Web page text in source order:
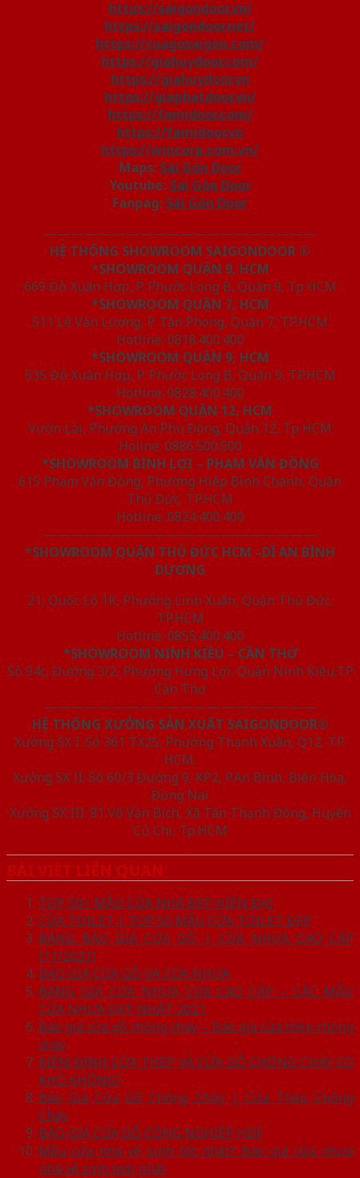
https://saigondoor.vn/
https://saigondoor.net/
https://cuagosaigon.com/
https://giahuydoor.com/
https://giahuydoor.vn
https://giaphatdoor.vn/
https://famidoor.com/
https://famidoor.vn
https://wincorp.com.vn/
Maps: Sài Gòn Door
Youtube: Sài Gòn Door
Fanpag: Sài Gòn Door
————————————————————
HỆ THỐNG SHOWROOM SAIGONDOOR ®
*SHOWROOM QUẬN 9, HCM
669 Đỗ Xuân Hợp, P. Phước Long B, Quận 9, Tp HCM
*SHOWROOM QUẬN 7, HCM
511 Lê Văn Lương, P. Tân Phong, Quận 7, TP.HCM
Hotline: 0818.400.400
*SHOWROOM QUẬN 9, HCM
535 Đỗ Xuân Hợp, P. Phước Long B, Quận 9, TP.HCM
Hotline: 0828.400.400
*SHOWROOM QUẬN 12, HCM
Vườn Lài, Phường An Phú Đông, Quận 12, Tp HCM
Holine: 0886.500.500
*SHOWROOM BÌNH LỢI – PHẠM VĂN ĐỒNG
615 Phạm Văn Đồng, Phường Hiệp Bình Chánh, Quận
Thủ Đức, TP.HCM
Hotline: 0824.400.400
————————————————————
*SHOWROOM QUẬN THỦ ĐỨC HCM –DĨ AN BÌNH
DƯƠNG
21, Quốc Lộ 1K, Phường Linh Xuân, Quận Thủ Đức,
TP.HCM
Hotline: 0855.400.400
*SHOWROOM NINH KIỀU – CẦN THƠ
Số 94c, Đường 3/2, Phường Hưng Lợi, Quận Ninh Kiều,TP
Cần Thơ
————————————————————
HỆ THỐNG XƯỞNG SẢN XUẤT SAIGONDOOR®
Xưởng SX I: Số 361 TX25, Phường Thạnh Xuân, Q12, TP.
HCM.
Xưởng SX II: Số 60/3 Đường 9, KP2, P.An Bình, Biên Hòa,
Đồng Nai
Xưởng SX III: 81 Võ Văn Bích, Xã Tân Thạnh Đông, Huyện
Củ Chi, Tp.HCM
BÀI VIẾT LIÊN QUAN
TOP 50+ MẪU CỬA NHÀ ĐẸP HIỆN ĐẠI
CỬA TOILET | TOP 50 MẪU CỬA TOILET ĐẸP
BẢNG BÁO GIÁ CỬA GỖ | CỬA NHỰA CAO CẤP
[11/2021]
BÁO GIÁ CỬA GỖ VÀ CỬA NHỰA
BẢNG GIÁ CỬA NHỰA CỬA CAO CẤP – CÁC MẪU
CỬA NHỰA ĐẸP NHẤT 2021
Báo giá cửa gỗ chống cháy – Báo giá cửa thép chống
cháy
KIỂM ĐỊNH CỬA THÉP VÀ CỬA GỖ CHỐNG CHÁY CÓ
KHÓ KHÔNG?
Báo Giá Cửa Gỗ Chống Cháy | Cửa Thép Chống
Cháy
BÁO GIÁ CỬA GỖ CÔNG NGHIỆP HDF
Mẫu cửa nhà vệ sinh tốt nhất? Báo giá cửa nhựa
nhà vệ sinh mới nhất